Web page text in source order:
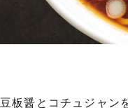
豆板醤とコチュジャン